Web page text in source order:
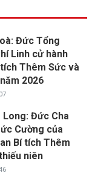
Đức Tổng
Linh cử hành
Thêm Sức và
2026
Long: Đức Cha
Cường của
Bí tích Thêm
niên